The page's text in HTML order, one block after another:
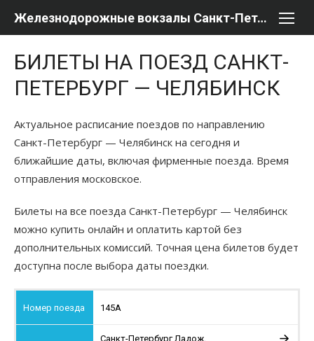
Железнодорожные вокзалы Санкт-Петербурга
БИЛЕТЫ НА ПОЕЗД САНКТ-
ПЕТЕРБУРГ — ЧЕЛЯБИНСК
Актуальное расписание поездов по направлению
Санкт-Петербург — Челябинск на сегодня и
ближайшие даты, включая фирменные поезда. Время
отправления московское.
Билеты на все поезда Санкт-Петербург — Челябинск
можно купить онлайн и оплатить картой без
дополнительных комиссий. Точная цена билетов будет
доступна после выбора даты поездки.
145А
Санкт-Петербург Ладож.